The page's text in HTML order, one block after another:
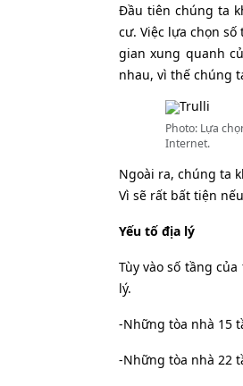
Đầu tiên chúng ta
cư. Việc lựa chọn
gian xung quanh
nhau, vì thế chúng
Photo: Lựa
Internet.
Ngoài ra, chúng ta
Vì sẽ rất bất tiện
Yếu tố địa lý
Tùy vào số tầng
lý.
-Những tòa nhà 15
-Những tòa nhà 22